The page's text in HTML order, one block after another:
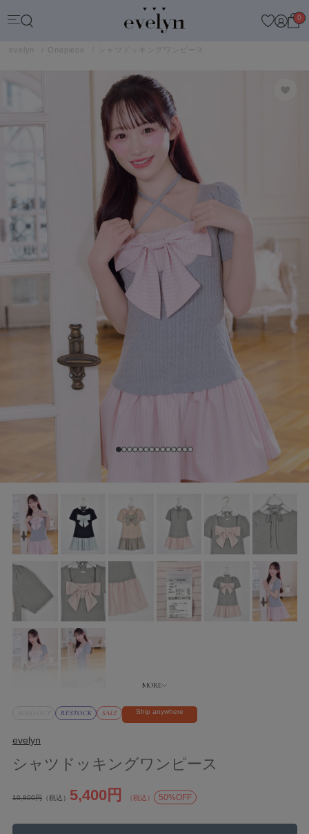
0
evelyn Onepiece シャツドッキングワンピース
RESTOCK SALE Ship anywhere
evelyn
シャツドッキングワンピース
10,800円 （税込） 5,400円 （税込） 50%OFF